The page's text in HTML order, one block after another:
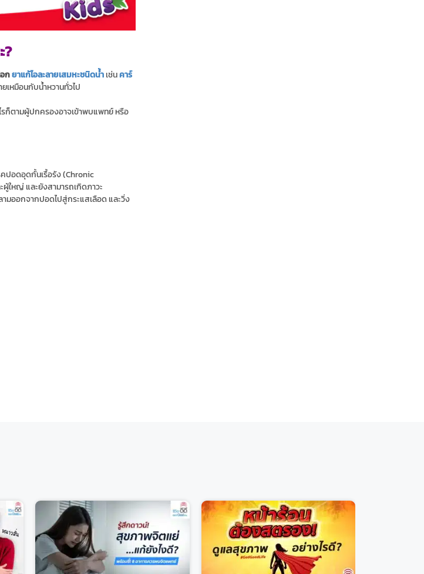
?
กยาแก้ไอละลายเสมหะชนิดน้ำ เช่นคาร์
เหมือนกับน้ำหวานทั่วไป
รก็ตามผู้ปกครองอาจเข้าพบแพทย์ หรือ
คปอดอุดกั้นเรื้อรัง (Chronic
ใหญ่ และยังสามารถเกิดภาวะ
มออกจากปอดไปสู่กระแสเลือด และวิ่ง